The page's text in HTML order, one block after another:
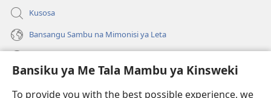
Bansiku ya Me Tala Mambu ya Kinsweki
To provide you with the best possible experience, we
Kusosa
Bansangu Sambu na Mimonisi ya Leta
(ke